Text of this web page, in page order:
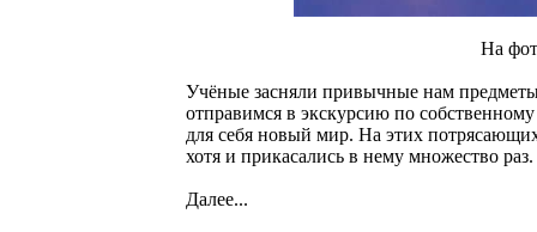
На
Учёные засняли привычные нам
отправимся в экскурсию по
для себя новый мир. На этих
хотя и прикасались в нему множество раз.
Далее...